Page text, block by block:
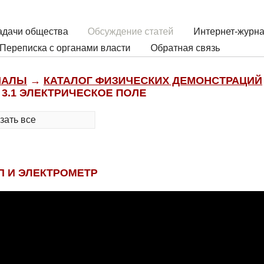
общества Обсуждение статей Интернет-
Переписка с органами власти Обратная связь
→ КАТАЛОГ ФИЗИЧЕСКИХ ДЕМОНСТРАЦИЙ
ЭЛЕКТРИЧЕСКОЕ ПОЛЕ
все
И ЭЛЕКТРОМЕТР